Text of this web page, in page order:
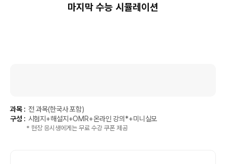
마지막 수능 시뮬레이션
과목 : 전 과목(한국사 포함)
구성 : 시험지+해설지+OMR+온라인 강의*+미니실모
* 현장 응시생에게는 무료 수강 쿠폰 제공